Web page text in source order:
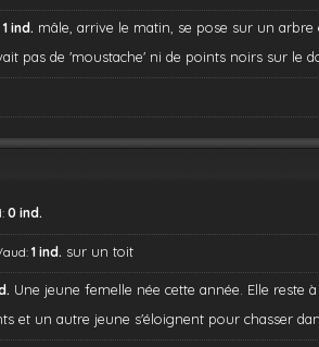
1 ind. mâle, arrive le matin, se pose sur un arbre
pas de 'moustache' ni de points noirs sur le
0 ind.
1 ind. sur un toit
Une jeune femelle née cette année. Elle reste
et un autre jeune s'éloignent pour chasser